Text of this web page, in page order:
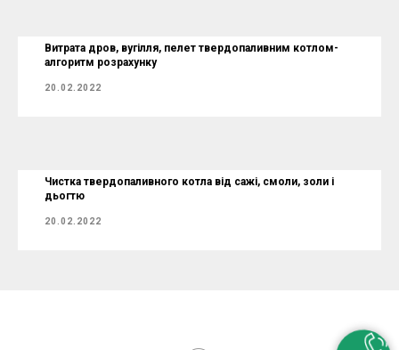
Витрата дров, вугілля, пелет твердопаливним котлом-
алгоритм розрахунку
20.02.2022
Чистка твердопаливного котла від сажі, смоли, золи і
дьогтю
20.02.2022